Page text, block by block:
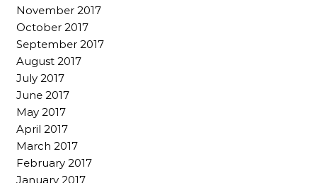
November 2017
October 2017
September 2017
August 2017
July 2017
June 2017
May 2017
April 2017
March 2017
February 2017
January 2017